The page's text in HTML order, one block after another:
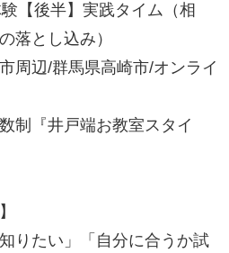
【後半】実践タイム（相
落とし込み）
周辺/群馬県高崎市/オンライ
制『井戸端お教室スタイ
りたい」「自分に合うか試